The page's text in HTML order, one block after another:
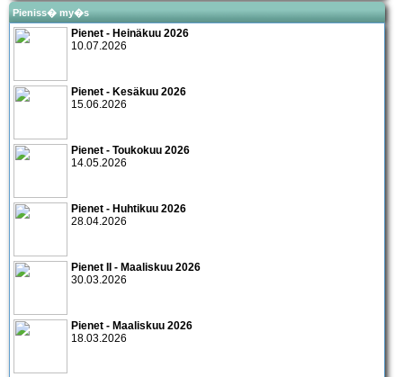
Pieniss� my�s
Pienet - Heinäkuu 2026
10.07.2026
Pienet - Kesäkuu 2026
15.06.2026
Pienet - Toukokuu 2026
14.05.2026
Pienet - Huhtikuu 2026
28.04.2026
Pienet II - Maaliskuu 2026
30.03.2026
Pienet - Maaliskuu 2026
18.03.2026